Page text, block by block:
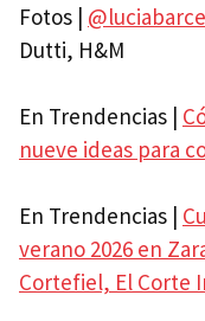
Fotos |
Dutti, H&M
En Trendencias |
nueve ideas para
En Trendencias |
verano 2026 en
Cortefiel, El Corte